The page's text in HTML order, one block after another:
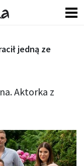
Aktorka z
jedną ze